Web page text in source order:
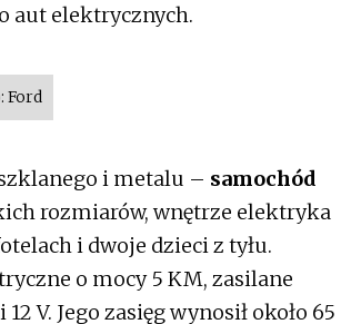
aut elektrycznych.
Ford
i metalu – samochód
rozmiarów, wnętrze elektryka
i dwoje dzieci z tyłu.
o mocy 5 KM, zasilane
V. Jego zasięg wynosił około 65